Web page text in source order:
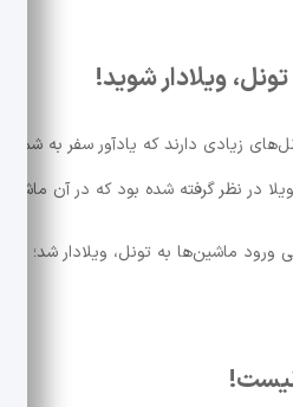
ویلادار شوید!
زیادی دارند که یادآور سفر به
در نظر گرفته شده بود که در آن
ورود ماشین‌ها به تونل، ویلادار شد؛
نیست!